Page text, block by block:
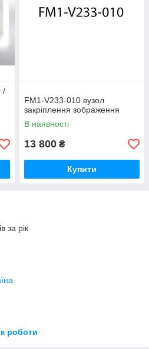
/
FM1‑V233‑010 вузол
закріплення зображення
В наявності
13 800 ₴
Купити
за рік
роботи